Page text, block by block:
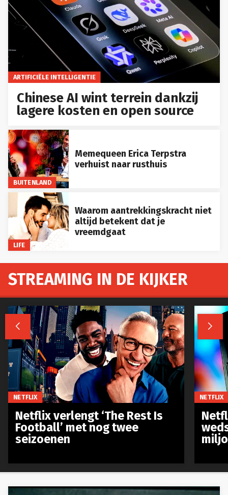
ARTIFICIËLE INTELLIGENTIE
Chinese AI wint terrein dankzij
lagere kosten en open source
BUITENLAND
Memequeen Erica Terpstra
verhuist naar rusthuis
LIFE
Waarom aantrekkingskracht niet
altijd betekent dat je
vreemdgaat
STREAMING IN DE KIJKER
 
NETFLIX
Netflix verlengt ‘The Rest Is
Football’ met nog twee
seizoenen
NETFLIX